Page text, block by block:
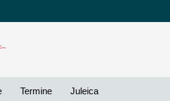
Preheader
Termine Juleica